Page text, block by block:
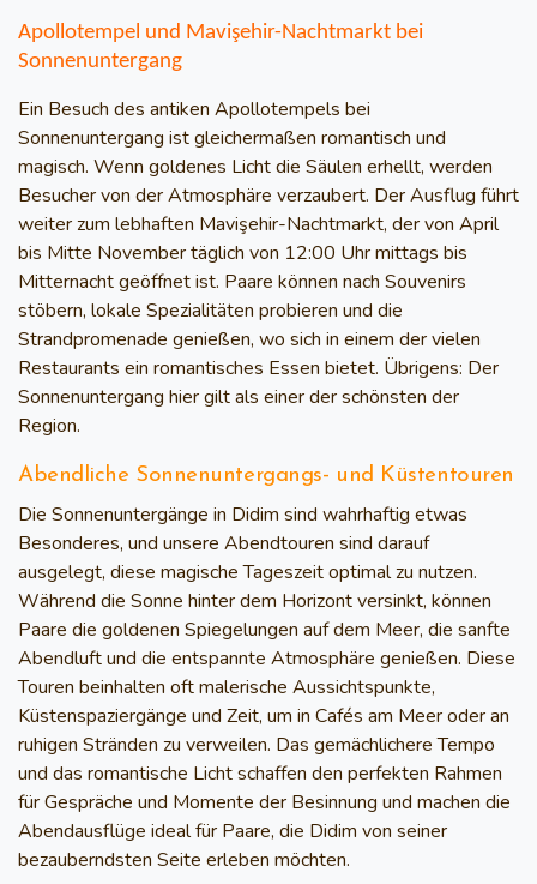
Apollotempel und Mavişehir-Nachtmarkt bei
Sonnenuntergang
Ein Besuch des antiken Apollotempels bei
Sonnenuntergang ist gleichermaßen romantisch und
magisch. Wenn goldenes Licht die Säulen erhellt, werden
Besucher von der Atmosphäre verzaubert. Der Ausflug führt
weiter zum lebhaften Mavişehir-Nachtmarkt, der von April
bis Mitte November täglich von 12:00 Uhr mittags bis
Mitternacht geöffnet ist. Paare können nach Souvenirs
stöbern, lokale Spezialitäten probieren und die
Strandpromenade genießen, wo sich in einem der vielen
Restaurants ein romantisches Essen bietet. Übrigens: Der
Sonnenuntergang hier gilt als einer der schönsten der
Region.
Abendliche Sonnenuntergangs- und Küstentouren
Die Sonnenuntergänge in Didim sind wahrhaftig etwas
Besonderes, und unsere Abendtouren sind darauf
ausgelegt, diese magische Tageszeit optimal zu nutzen.
Während die Sonne hinter dem Horizont versinkt, können
Paare die goldenen Spiegelungen auf dem Meer, die sanfte
Abendluft und die entspannte Atmosphäre genießen. Diese
Touren beinhalten oft malerische Aussichtspunkte,
Küstenspaziergänge und Zeit, um in Cafés am Meer oder an
ruhigen Stränden zu verweilen. Das gemächlichere Tempo
und das romantische Licht schaffen den perfekten Rahmen
für Gespräche und Momente der Besinnung und machen die
Abendausflüge ideal für Paare, die Didim von seiner
bezauberndsten Seite erleben möchten.